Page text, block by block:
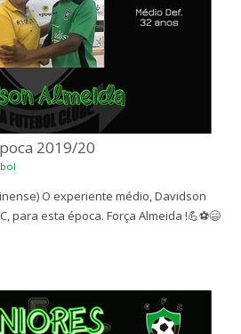
2019/20
O experiente médio, Davidson
para esta época. Força Almeida !💪⚽😄